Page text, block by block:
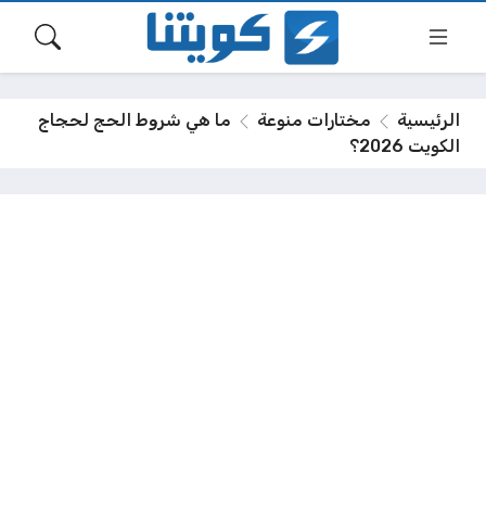
الرئيسية مختارات منوعة
ما هي شروط الحج لحجاج
الكويت 2026؟